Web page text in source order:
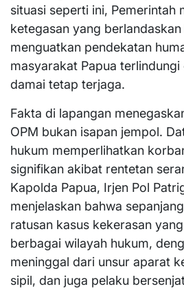
situasi seperti ini, Pemerintah
ketegasan yang
menguatkan pendekatan
masyarakat Papua
damai tetap terjaga.
Fakta di lapangan
OPM bukan isapan jempol.
hukum memperlihatkan
signifikan akibat rentetan
Kapolda Papua, Irjen Pol
menjelaskan bahwa
ratusan kasus kekerasan
berbagai wilayah hukum,
meninggal dari unsur aparat
sipil, dan juga pelaku